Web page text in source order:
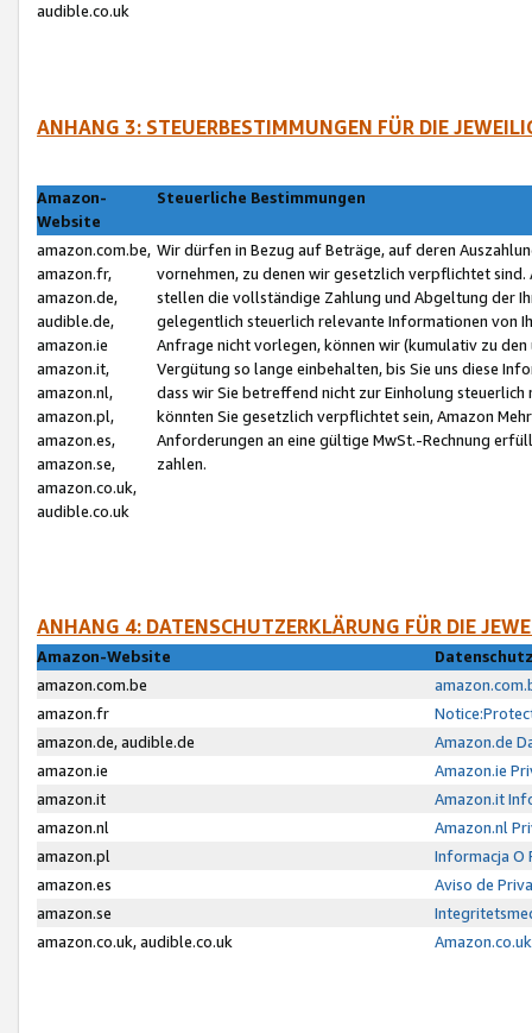
audible.co.uk
ANHANG 3: STEUERBESTIMMUNGEN FÜR DIE
Amazon-
Website
Steuerliche Bestimmungen
amazon.com.be,
amazon.fr,
amazon.de,
audible.de,
amazon.ie
amazon.it,
amazon.nl,
amazon.pl,
amazon.es,
amazon.se,
amazon.co.uk,
audible.co.uk
Wir dürfen in Bezug auf Beträge, auf deren
vornehmen, zu denen wir gesetzlich verpflichtet
stellen die vollständige Zahlung und Abgeltung der
gelegentlich steuerlich relevante Informationen von
Anfrage nicht vorlegen, können wir (kumulativ zu
Vergütung so lange einbehalten, bis Sie uns diese
dass wir Sie betreffend nicht zur Einholung
könnten Sie gesetzlich verpflichtet sein, Amazon
Anforderungen an eine gültige MwSt.-Rechnung
zahlen.
ANHANG 4: DATENSCHUTZERKLÄRUNG FÜR DIE
Amazon-Website
amazon.com.be
amazon.fr
amazon.de, audible.de
Amazon.de
amazon.ie
Amazon.ie
amazon.it
Amazon.it
amazon.nl
Amazon.nl
amazon.pl
Informacja O
amazon.es
Aviso de
amazon.se
amazon.co.uk, audible.co.uk